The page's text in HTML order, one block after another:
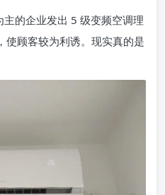
的企业发出 5 级变频空调理
使顾客较为利诱。现实真的是